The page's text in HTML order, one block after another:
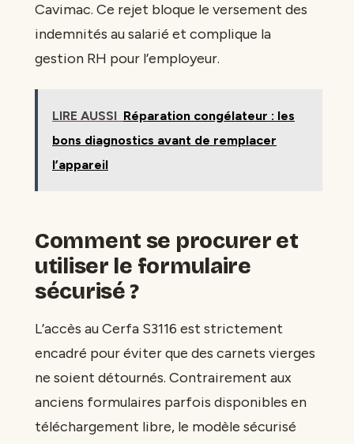
Cavimac. Ce rejet bloque le versement des
indemnités au salarié et complique la
gestion RH pour l’employeur.
LIRE AUSSI Réparation congélateur : les
bons diagnostics avant de remplacer
l’appareil
Comment se procurer et
utiliser le formulaire
sécurisé ?
L’accès au Cerfa S3116 est strictement
encadré pour éviter que des carnets vierges
ne soient détournés. Contrairement aux
anciens formulaires parfois disponibles en
téléchargement libre, le modèle sécurisé